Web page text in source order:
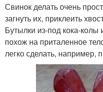
Свинок делать очень
загнуть их, приклеить
Бутылки из-под кока-
похож на приталенное
легко сделать, например,